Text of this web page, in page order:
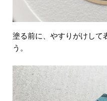
塗る前に、やすりがけして
う。